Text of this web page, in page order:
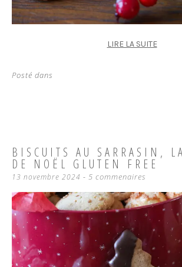
LIRE LA SUITE
Posté dans
BISCUITS AU SARRASIN,
DE NOËL GLUTEN FREE
13 novembre 2024 5 commenaires